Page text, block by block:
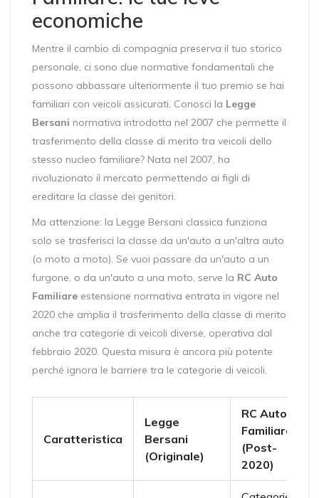
economiche
Mentre il cambio di compagnia preserva il tuo storico
personale, ci sono due normative fondamentali che
possono abbassare ulteriormente il tuo premio se hai
familiari con veicoli assicurati. Conosci la Legge
Bersani normativa introdotta nel 2007 che permette il
trasferimento della classe di merito tra veicoli dello
stesso nucleo familiare? Nata nel 2007, ha
rivoluzionato il mercato permettendo ai figli di
ereditare la classe dei genitori.
Ma attenzione: la Legge Bersani classica funziona
solo se trasferisci la classe da un'auto a un'altra auto
(o moto a moto). Se vuoi passare da un'auto a un
furgone, o da un'auto a una moto, serve la RC Auto
Familiare estensione normativa entrata in vigore nel
2020 che amplia il trasferimento della classe di merito
anche tra categorie di veicoli diverse, operativa dal
febbraio 2020. Questa misura è ancora più potente
perché ignora le barriere tra le categorie di veicoli.
Caratteristica
Legge
Bersani
(Originale)
RC Auto
Familiare
(Post-
2020)